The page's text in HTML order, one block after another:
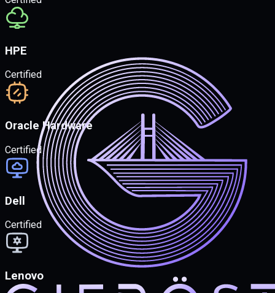
HPE
Certified
Oracle Hardware
Certified
Dell
Certified
Lenovo